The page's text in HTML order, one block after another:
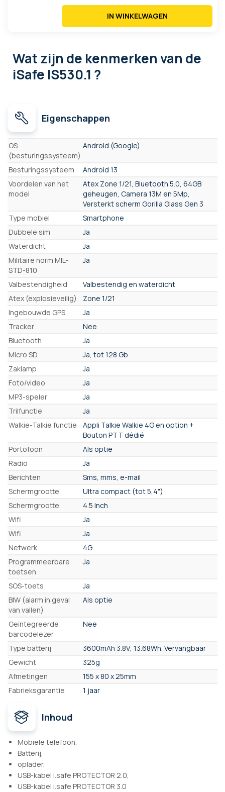
IN WINKELWAGEN
Wat zijn de kenmerkenvan de
iSafe IS530.1 ?
Eigenschappen
Eigenschappen
OS
(besturingssysteem)
Android (Google)
Besturingssysteem
Android 13
Voordelen van het
model
Atex Zone 1/21, Bluetooth 5.0, 64GB
geheugen, Camera 13M en 5Mp,
Versterkt scherm Gorilla Glass Gen 3
Type mobiel
Smartphone
Dubbele sim
Ja
Waterdicht
Ja
Militaire norm MIL-
STD-810
Ja
Valbestendigheid
Valbestendig en waterdicht
Atex (explosieveilig)
Zone 1/21
Ingebouwde GPS
Ja
Tracker
Nee
Bluetooth
Ja
Micro SD
Ja, tot 128 Gb
Zaklamp
Ja
Foto/video
Ja
MP3-speler
Ja
Trilfunctie
Ja
Walkie-Talkie functie
Appli Talkie Walkie 4G en option +
Bouton PTT dédié
Portofoon
Als optie
Radio
Ja
Berichten
Sms, mms, e-mail
Schermgrootte
Ultra compact (tot 5,4")
Schermgrootte
4.5 Inch
Wifi
Ja
Wifi
Ja
Netwerk
4G
Programmeerbare
toetsen
Ja
SOS-toets
Ja
BIW (alarm in geval
van vallen)
Als optie
Geïntegreerde
barcodelezer
Nee
Type batterij
3600mAh 3.8V; 13.68Wh. Vervangbaar
Gewicht
325g
Afmetingen
155 x 80 x 25mm
Fabrieksgarantie
1 jaar
Inhoud
Mobiele telefoon,
Batterij,
oplader,
USB-kabel i.safe PROTECTOR 2.0,
USB-kabel i.safe PROTECTOR 3.0